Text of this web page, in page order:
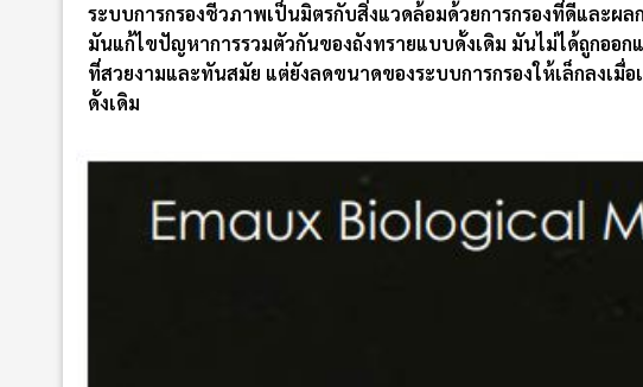
ระบบการกรองชีวภาพเป็นมิตรกับสิ่งแวดล้อมด้วยการกรองที่ดีและผ
มันแก้ไขปัญหาการรวมตัวกันของถังทรายแบบดั้งเดิม มันไม่ได้ถูกออ
ที่สวยงามและทันสมัย ​​แต่ยังลดขนาดของระบบการกรองให้เล็กลงเมื่
ดั้งเดิม